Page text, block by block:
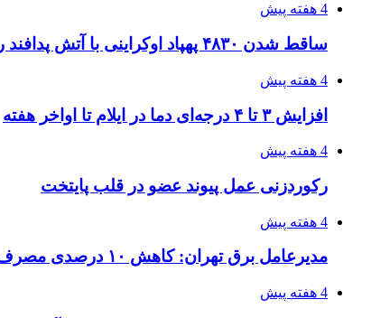
4 هفته پیش
ساقط شدن ۴۸۳۰ پهپاد اوکراینی با آتش پدافند روسیه
4 هفته پیش
افزایش ۳ تا ۴ درجه‌ای دما در ایلام تا اواخر هفته
4 هفته پیش
رکوردزنی عمل پیوند عضو در قلب پایتخت
4 هفته پیش
مدیرعامل برق تهران: کاهش ۱۰ درصدی مصرف برق، ضامن پایداری شبکه است
4 هفته پیش